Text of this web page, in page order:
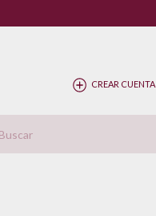
CREAR CUENTA
de Devolución